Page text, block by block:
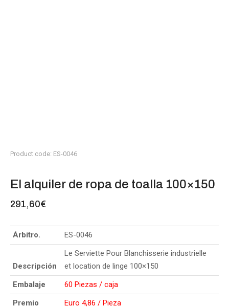
Product code: ES-0046
El alquiler de ropa de toalla 100×150
291,60€
Árbitro. ES-0046
Descripción
Le Serviette Pour Blanchisserie industrielle
et location de linge 100×150
Embalaje
60 Piezas / caja
Premio
Euro 4,86 / Pieza